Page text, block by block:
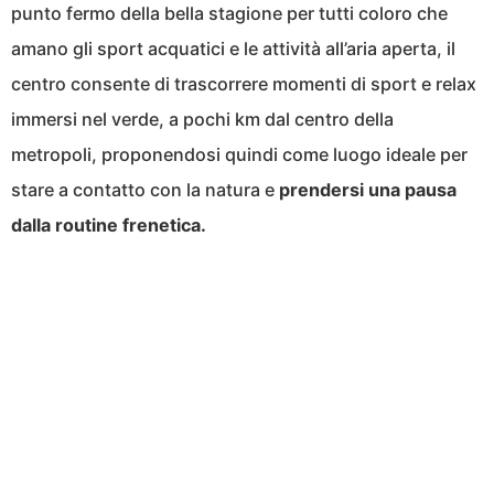
punto fermo della bella stagione per tutti coloro che
amano gli sport acquatici e le attività all’aria aperta, il
centro consente di trascorrere momenti di sport e relax
immersi nel verde, a pochi km dal centro della
metropoli, proponendosi quindi come luogo ideale per
stare a contatto con la natura e prendersi una pausa
dalla routine frenetica.